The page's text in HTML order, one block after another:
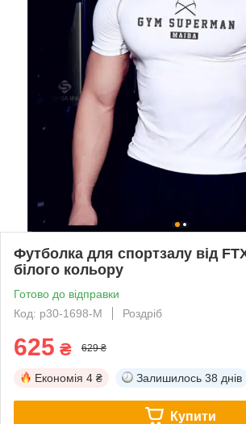
Футболка для спортзалу від
білого кольору
Готово до відправки
Код: p30-1698-M
Роздріб
625 ₴ 629 ₴
Економія 4 ₴ Залишилось 38 днів
Купити